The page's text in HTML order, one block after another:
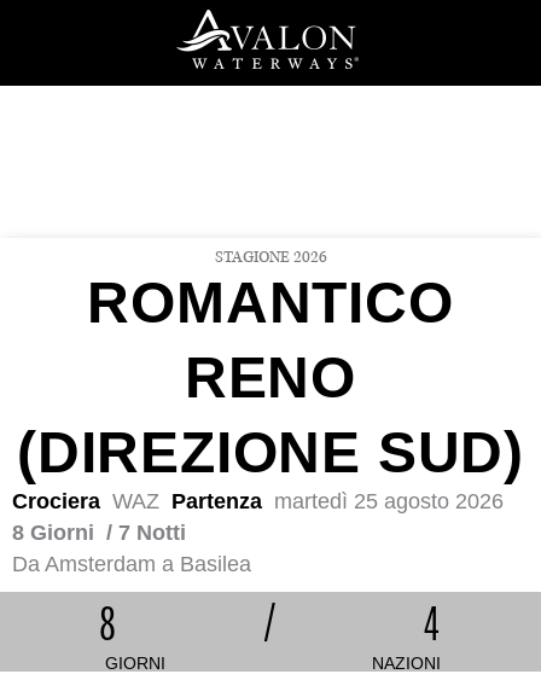
STAGIONE 2026
ROMANTICO
RENO
(DIREZIONE SUD)
Crociera WAZ Partenza martedì 25 agosto 2026
8 Giorni / 7 Notti
Da Amsterdam a Basilea
8 / 4
GIORNI NAZIONI